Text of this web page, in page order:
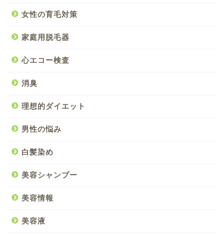
女性の育毛対策
家庭用脱毛器
心エコー検査
消臭
理想的ダイエット
男性の悩み
白髪染め
美容シャンプー
美容情報
美容液